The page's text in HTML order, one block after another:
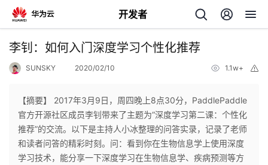
开发者
返
个
李钊：如何入门深度学习个性化推荐
SUNSKY 2020/02/10 1.1w+
【摘要】 2017年3月9日，周四晚上8点30分，PaddlePaddle
官方开源社区成员李钊带来了主题为“深度学习第二课：个性化
推荐”的交流。以下是主持人小冰整理的问答实录，记录了老师
和读者问答的精彩时刻。问：看到你在生物信息学上使用深度
学习技术，能分享一下深度学习在生物信息学、疾病预测等方